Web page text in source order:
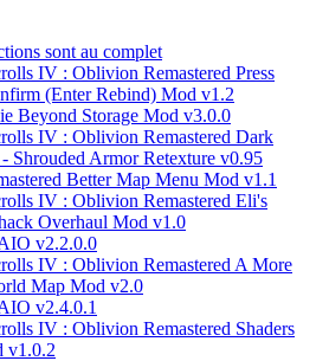
sont au complet
IV : Oblivion Remastered Press
(Enter Rebind) Mod v1.2
Beyond Storage Mod v3.0.0
IV : Oblivion Remastered Dark
Shrouded Armor Retexture v0.95
Better Map Menu Mod v1.1
IV : Oblivion Remastered Eli's
Overhaul Mod v1.0
v2.2.0.0
IV : Oblivion Remastered A More
Map Mod v2.0
v2.4.0.1
IV : Oblivion Remastered Shaders
v1.0.2